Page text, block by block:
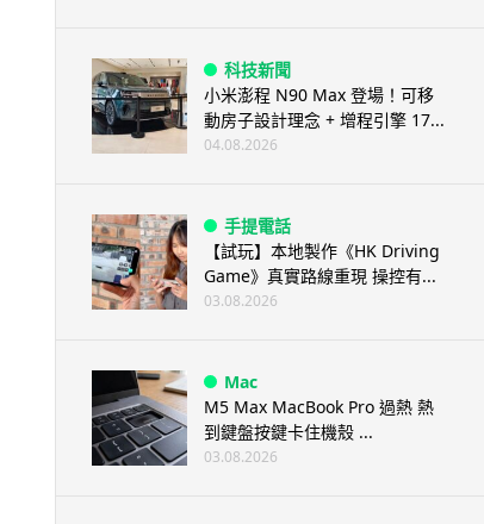
科技新聞
小米澎程 N90 Max 登場！可移
動房子設計理念 + 增程引擎 17...
04.08.2026
手提電話
【試玩】本地製作《HK Driving
Game》真實路線重現 操控有...
03.08.2026
Mac
M5 Max MacBook Pro 過熱 熱
到鍵盤按鍵卡住機殼 ...
03.08.2026